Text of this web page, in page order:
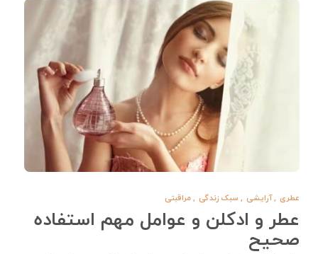
عطری ,آرایشی ,سبک زندگی ,مراقبتی
عطر و ادکلن و عوامل مهم استفاده
صحیح